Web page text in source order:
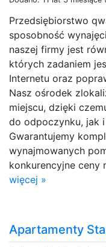
Przedsiębiorstwo
sposobność
naszej firmy jest
których zadaniem
Internetu oraz
Nasz ośrodek
miejscu, dzięki
do odpoczynku, jak
Gwarantujemy
wynajmowanych
konkurencyjne ceny
więcej »
Apartamenty